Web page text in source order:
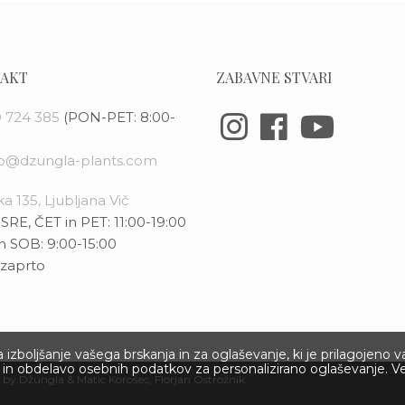
vašega brskanja in za oglaševanje, ki je prilagojeno
obdelavo osebnih podatkov za personalizirano oglaševanje.
724 385 (PON-PET: 8:00-
plants.com
135, Ljubljana Vič
ČET in PET: 11:00-19:00
SOB: 9:00-15:00
ZABAVNE STVARI
by Džungla & Matic Korošec , Florjan Ostrožnik